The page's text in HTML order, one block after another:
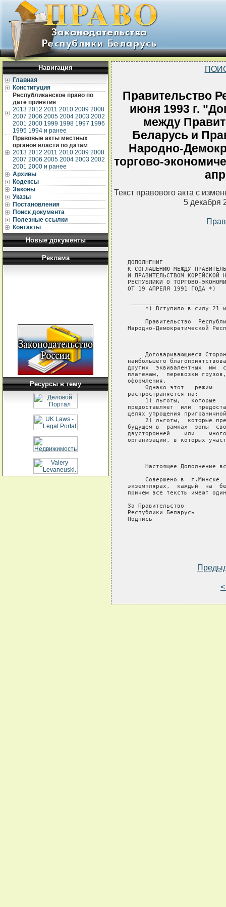
Навигация
Главная
Конституция
Республиканское право по
дате принятия
2013 2012 2011 2010 2009 2008
2007 2006 2005 2004 2003 2002
2001 2000 1999 1998 1997 1996
1995 1994 и ранее
Правовые акты местных
органов власти по датам
2013 2012 2011 2010 2009 2008
2007 2006 2005 2004 2003 2002
2001 2000 и ранее
Архивы
Кодексы
Законы
Указы
Постановления
Поиск документа
Полезные ссылки
Контакты
Новые документы
Реклама
Ресурсы в тему
Правительство
июня 1993 г.
между
Беларусь и
Народно-
торгово-
Текст правового акта с
5 декабря
ДОПОЛНЕНИЕ
К СОГЛАШЕНИЮ МЕЖДУ
И ПРАВИТЕЛЬСТВОМ КОРЕЙСКОЙ
РЕСПУБЛИКИ О ТОРГОВО-
ОТ 19 АПРЕЛЯ 1991 ГОДА *)
*) Вступило в силу 21
Правительство
Народно-Демократической
Договаривающиеся
наибольшего
других  эквивалентных  им
платежам,  перевозки
оформления.
Однако этот   режим
распространяется на:
1) льготы,   которые
предоставляет  или
целях упрощения
2) льготы,  которые
будущем в  рамках  зоны
двусторонней    или
организации, в которых
Настоящее Дополнение
Совершено в  г.Минске
экземплярах,  каждый  на
причем все тексты имеют
За Правительство
Республики Беларусь
Подпись